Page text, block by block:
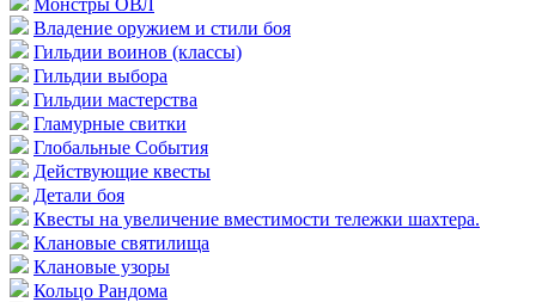
Владение оружием и стили боя
Гильдии воинов (классы)
Гильдии выбора
Гильдии мастерства
Гламурные свитки
Глобальные События
Действующие квесты
Детали боя
Квесты на увеличение вместимости тележки шахтера.
Клановые святилища
Клановые узоры
Кольцо Рандома